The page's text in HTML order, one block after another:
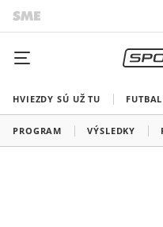
HVIEZDY SÚ UŽ TU FUTBAL
PROGRAM VÝSLEDKY